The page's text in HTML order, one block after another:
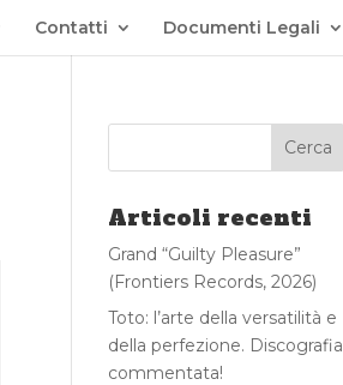
Contatti Documenti Legali
Articoli recenti
Grand “Guilty Pleasure”
(Frontiers Records, 2026)
Toto: l’arte della versatilità e
della perfezione. Discografia
commentata!